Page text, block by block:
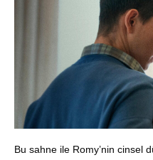
Bu sahne ile Romy’nin cinsel